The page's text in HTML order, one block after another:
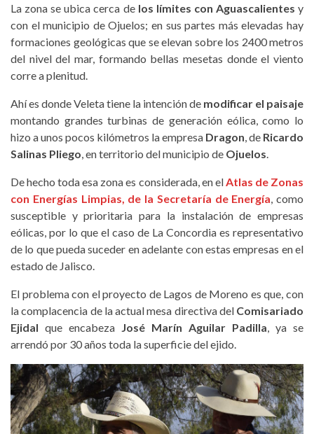
La zona se ubica cerca de los límites con Aguascalientes y
con el municipio de Ojuelos; en sus partes más elevadas hay
formaciones geológicas que se elevan sobre los 2400 metros
del nivel del mar, formando bellas mesetas donde el viento
corre a plenitud.
Ahí es donde Veleta tiene la intención de modificar el paisaje
montando grandes turbinas de generación eólica, como lo
hizo a unos pocos kilómetros la empresa Dragon, de Ricardo
Salinas Pliego, en territorio del municipio de Ojuelos.
De hecho toda esa zona es considerada, en elAtlas de Zonas
con Energías Limpias, de la Secretaría de Energía, como
susceptible y prioritaria para la instalación de empresas
eólicas, por lo que el caso de La Concordia es representativo
de lo que pueda suceder en adelante con estas empresas en el
estado de Jalisco.
El problema con el proyecto de Lagos de Moreno es que, con
la complacencia de la actual mesa directiva del Comisariado
Ejidal que encabeza José Marín Aguilar Padilla, ya se
arrendó por 30 años toda la superficie del ejido.